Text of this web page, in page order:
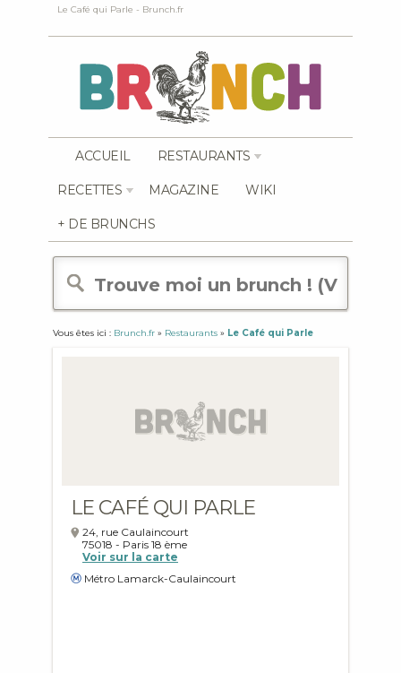
Le Café qui Parle - Brunch.fr
ACCUEIL RESTAURANTS
RECETTES MAGAZINE WIKI
+ DE BRUNCHS
Vous êtes ici : Brunch.fr » Restaurants » Le Café qui Parle
LE CAFÉ QUI PARLE
24, rue Caulaincourt
75018 - Paris 18 ème
Voir sur la carte
Métro Lamarck-Caulaincourt